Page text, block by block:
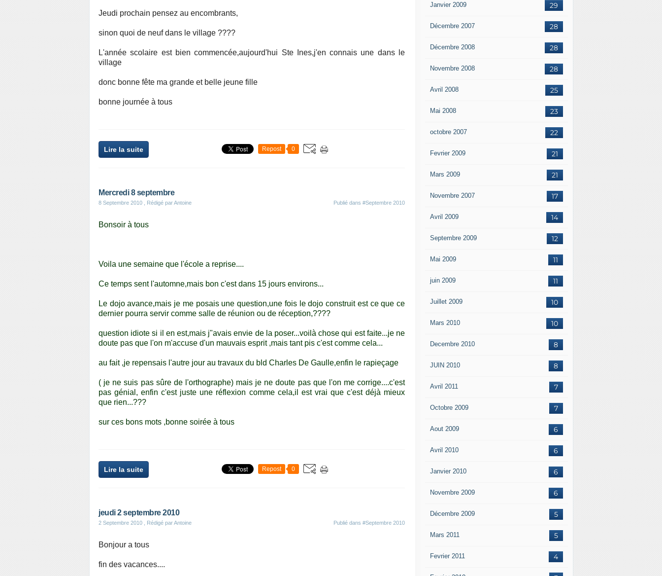
Jeudi prochain pensez au encombrants,
sinon quoi de neuf dans le village ????
L'année scolaire est bien commencée,aujourd'hui Ste Ines,j'en connais une dans le
village
donc bonne fête ma grande et belle jeune fille
bonne journée à tous
Lire la suite Repost 0
Mercredi 8 septembre
8 Septembre 2010 , Rédigé par Antoine Publié dans #Septembre 2010
Bonsoir à tous
Voila une semaine que l'école a reprise....
Ce temps sent l'automne,mais bon c'est dans 15 jours environs...
Le dojo avance,mais je me posais une question,une fois le dojo construit est ce que ce
dernier pourra servir comme salle de réunion ou de réception,????
question idiote si il en est,mais j"avais envie de la poser...voilà chose qui est faite...je ne
doute pas que l'on m'accuse d'un mauvais esprit ,mais tant pis c'est comme cela...
au fait ,je repensais l'autre jour au travaux du bld Charles De Gaulle,enfin le rapieçage
( je ne suis pas sûre de l'orthographe) mais je ne doute pas que l'on me corrige....c'est
pas génial, enfin c'est juste une réflexion comme cela,il est vrai que c'est déjà mieux
que rien...???
sur ces bons mots ,bonne soirée à tous
Lire la suite Repost 0
jeudi 2 septembre 2010
2 Septembre 2010 , Rédigé par Antoine Publié dans #Septembre 2010
Bonjour a tous
fin des vacances....
29
Janvier 2009
28
Décembre 2007
28
Décembre 2008
28
Novembre 2008
25
Avril 2008
23
Mai 2008
22
octobre 2007
21
Fevrier 2009
21
Mars 2009
17
Novembre 2007
14
Avril 2009
12
Septembre 2009
11
Mai 2009
11
juin 2009
10
Juillet 2009
10
Mars 2010
8
Decembre 2010
8
JUIN 2010
7
Avril 2011
7
Octobre 2009
6
Aout 2009
6
Avril 2010
6
Janvier 2010
6
Novembre 2009
5
Décembre 2009
5
Mars 2011
4
Fevrier 2011